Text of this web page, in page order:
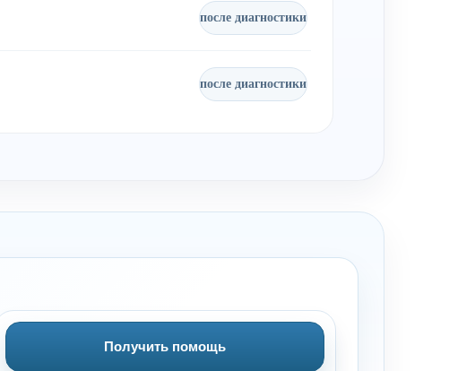
после диагностики
после диагностики
Получить помощь